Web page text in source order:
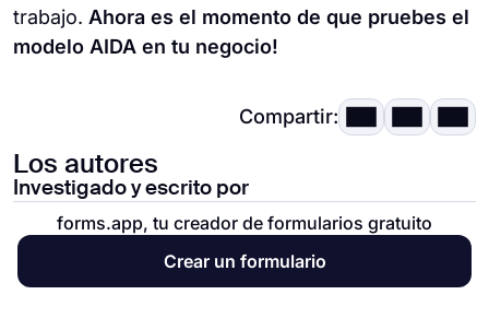
trabajo. Ahora es el momento de que pruebes el
modelo AIDA en tu negocio!
Compartir:
Los autores
Investigado y escrito por
forms.app, tu creador de formularios gratuito
Crear un formulario